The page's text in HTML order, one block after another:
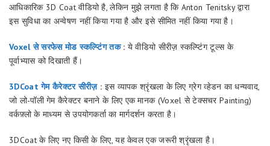
आधिकारिक 3D Coat वीडियो है, लेकिन मुझे लगता है कि Anton Tenitsky द्वारा
इस सुविधा का अन्वेषण नहीं किया गया है और इसे सीमित नहीं किया गया है।
Voxel से सरफेस मोड स्कल्प्टिंग तक: ये वीडियो सीरीज़ स्कल्प्टिंग टूल्स के
पूर्वाभ्यास को दिखाती हैं।
3DCoat गेम कैरेक्टर सीरीज़: इस व्यापक श्रृंखला के लिए ग्रेग व्हेडन का धन्यवाद,
जो लो-पॉली गेम कैरेक्टर बनाने के लिए एक मानक (Voxel से टेक्सचर Painting)
वर्कफ़्लो के माध्यम से उपयोगकर्ता का मार्गदर्शन करता है।
3DCoat के लिए नए किसी के लिए, यह केवल एक जरूरी श्रृंखला है।